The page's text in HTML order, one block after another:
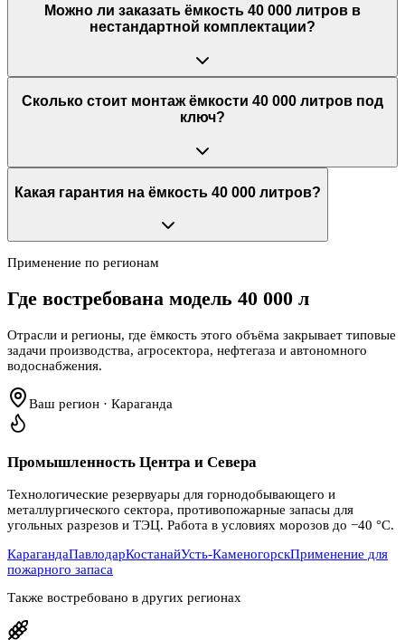
Можно ли заказать ёмкость 40 000 литров в
нестандартной комплектации?
Сколько стоит монтаж ёмкости 40 000 литров под
ключ?
Какая гарантия на ёмкость 40 000 литров?
Применение по регионам
Где востребована модель 40 000 л
Отрасли и регионы, где ёмкость этого объёма закрывает типовые
задачи производства, агросектора, нефтегаза и автономного
водоснабжения.
Ваш регион · Караганда
Промышленность Центра и Севера
Технологические резервуары для горнодобывающего и
металлургического сектора, противопожарные запасы для
угольных разрезов и ТЭЦ. Работа в условиях морозов до −40 °C.
КарагандаПавлодарКостанайУсть-КаменогорскПрименение для
пожарного запаса
Также востребовано в других регионах